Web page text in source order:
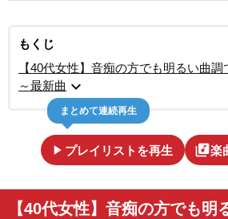
もくじ
【40代女性】音痴の方でも明るい曲
～最新曲 expand_more
play_arrow プレイリストを再生
まとめて連続再生
library_music楽
【40代女性】音痴の方でも明